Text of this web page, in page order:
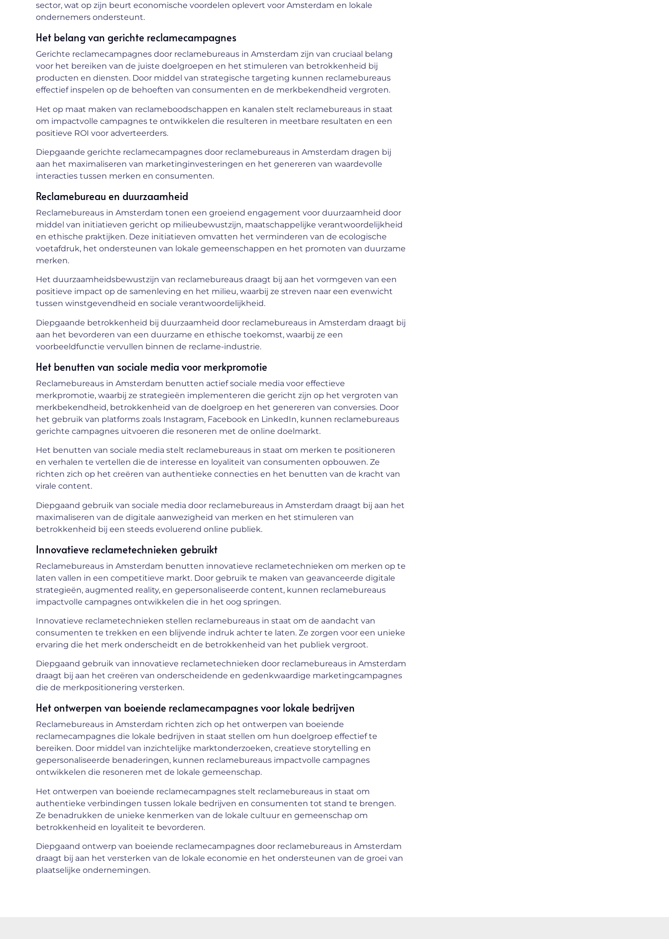
sector, wat op zijn beurt economische voordelen oplevert voor Amsterdam en lokale
ondernemers ondersteunt.
Het belang van gerichte reclamecampagnes
Gerichte reclamecampagnes door reclamebureaus in Amsterdam zijn van cruciaal belang
voor het bereiken van de juiste doelgroepen en het stimuleren van betrokkenheid bij
producten en diensten. Door middel van strategische targeting kunnen reclamebureaus
effectief inspelen op de behoeften van consumenten en de merkbekendheid vergroten.
Het op maat maken van reclameboodschappen en kanalen stelt reclamebureaus in staat
om impactvolle campagnes te ontwikkelen die resulteren in meetbare resultaten en een
positieve ROI voor adverteerders.
Diepgaande gerichte reclamecampagnes door reclamebureaus in Amsterdam dragen bij
aan het maximaliseren van marketinginvesteringen en het genereren van waardevolle
interacties tussen merken en consumenten.
Reclamebureau en duurzaamheid
Reclamebureaus in Amsterdam tonen een groeiend engagement voor duurzaamheid door
middel van initiatieven gericht op milieubewustzijn, maatschappelijke verantwoordelijkheid
en ethische praktijken. Deze initiatieven omvatten het verminderen van de ecologische
voetafdruk, het ondersteunen van lokale gemeenschappen en het promoten van duurzame
merken.
Het duurzaamheidsbewustzijn van reclamebureaus draagt bij aan het vormgeven van een
positieve impact op de samenleving en het milieu, waarbij ze streven naar een evenwicht
tussen winstgevendheid en sociale verantwoordelijkheid.
Diepgaande betrokkenheid bij duurzaamheid door reclamebureaus in Amsterdam draagt bij
aan het bevorderen van een duurzame en ethische toekomst, waarbij ze een
voorbeeldfunctie vervullen binnen de reclame-industrie.
Het benutten van sociale media voor merkpromotie
Reclamebureaus in Amsterdam benutten actief sociale media voor effectieve
merkpromotie, waarbij ze strategieën implementeren die gericht zijn op het vergroten van
merkbekendheid, betrokkenheid van de doelgroep en het genereren van conversies. Door
het gebruik van platforms zoals Instagram, Facebook en LinkedIn, kunnen reclamebureaus
gerichte campagnes uitvoeren die resoneren met de online doelmarkt.
Het benutten van sociale media stelt reclamebureaus in staat om merken te positioneren
en verhalen te vertellen die de interesse en loyaliteit van consumenten opbouwen. Ze
richten zich op het creëren van authentieke connecties en het benutten van de kracht van
virale content.
Diepgaand gebruik van sociale media door reclamebureaus in Amsterdam draagt bij aan het
maximaliseren van de digitale aanwezigheid van merken en het stimuleren van
betrokkenheid bij een steeds evoluerend online publiek.
Innovatieve reclametechnieken gebruikt
Reclamebureaus in Amsterdam benutten innovatieve reclametechnieken om merken op te
laten vallen in een competitieve markt. Door gebruik te maken van geavanceerde digitale
strategieën, augmented reality, en gepersonaliseerde content, kunnen reclamebureaus
impactvolle campagnes ontwikkelen die in het oog springen.
Innovatieve reclametechnieken stellen reclamebureaus in staat om de aandacht van
consumenten te trekken en een blijvende indruk achter te laten. Ze zorgen voor een unieke
ervaring die het merk onderscheidt en de betrokkenheid van het publiek vergroot.
Diepgaand gebruik van innovatieve reclametechnieken door reclamebureaus in Amsterdam
draagt bij aan het creëren van onderscheidende en gedenkwaardige marketingcampagnes
die de merkpositionering versterken.
Het ontwerpen van boeiende reclamecampagnes voor lokale bedrijven
Reclamebureaus in Amsterdam richten zich op het ontwerpen van boeiende
reclamecampagnes die lokale bedrijven in staat stellen om hun doelgroep effectief te
bereiken. Door middel van inzichtelijke marktonderzoeken, creatieve storytelling en
gepersonaliseerde benaderingen, kunnen reclamebureaus impactvolle campagnes
ontwikkelen die resoneren met de lokale gemeenschap.
Het ontwerpen van boeiende reclamecampagnes stelt reclamebureaus in staat om
authentieke verbindingen tussen lokale bedrijven en consumenten tot stand te brengen.
Ze benadrukken de unieke kenmerken van de lokale cultuur en gemeenschap om
betrokkenheid en loyaliteit te bevorderen.
Diepgaand ontwerp van boeiende reclamecampagnes door reclamebureaus in Amsterdam
draagt bij aan het versterken van de lokale economie en het ondersteunen van de groei van
plaatselijke ondernemingen.